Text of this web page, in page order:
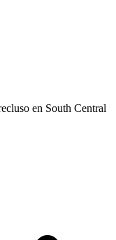
en South Central